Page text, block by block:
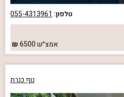
טלפון: 055-4313961
אמצ״ש6500
נוף כנרת